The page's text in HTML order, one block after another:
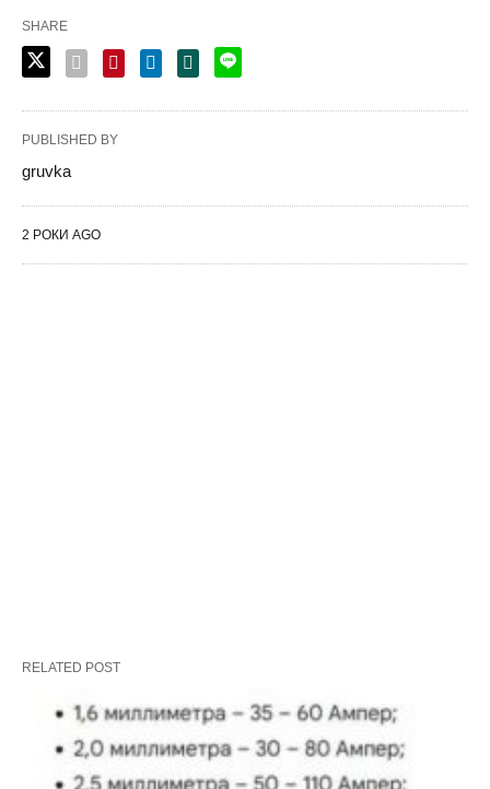
SHARE
PUBLISHED BY
gruvka
2 РОКИ AGO
RELATED POST